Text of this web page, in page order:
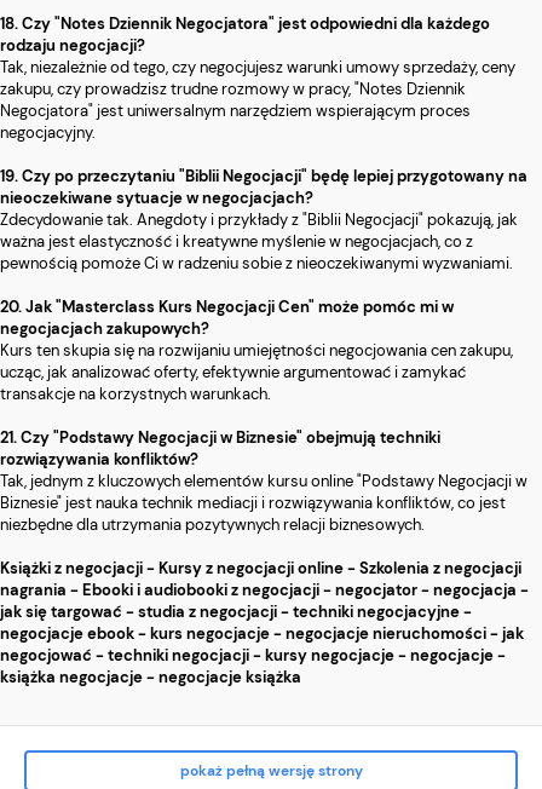
18. Czy "Notes Dziennik Negocjatora" jest odpowiedni dla każdego
rodzaju negocjacji?
Tak, niezależnie od tego, czy negocjujesz warunki umowy sprzedaży, ceny
zakupu, czy prowadzisz trudne rozmowy w pracy, "Notes Dziennik
Negocjatora" jest uniwersalnym narzędziem wspierającym proces
negocjacyjny.
19. Czy po przeczytaniu "Biblii Negocjacji" będę lepiej przygotowany na
nieoczekiwane sytuacje w negocjacjach?
Zdecydowanie tak. Anegdoty i przykłady z "Biblii Negocjacji" pokazują, jak
ważna jest elastyczność i kreatywne myślenie w negocjacjach, co z
pewnością pomoże Ci w radzeniu sobie z nieoczekiwanymi wyzwaniami.
20. Jak "Masterclass Kurs Negocjacji Cen" może pomóc mi w
negocjacjach zakupowych?
Kurs ten skupia się na rozwijaniu umiejętności negocjowania cen zakupu,
ucząc, jak analizować oferty, efektywnie argumentować i zamykać
transakcje na korzystnych warunkach.
21. Czy "Podstawy Negocjacji w Biznesie" obejmują techniki
rozwiązywania konfliktów?
Tak, jednym z kluczowych elementów kursu online "Podstawy Negocjacji w
Biznesie" jest nauka technik mediacji i rozwiązywania konfliktów, co jest
niezbędne dla utrzymania pozytywnych relacji biznesowych.
Książki z negocjacji - Kursy z negocjacji online - Szkolenia z negocjacji
nagrania - Ebooki i audiobooki z negocjacji - negocjator - negocjacja -
jak się targować - studia z negocjacji - techniki negocjacyjne -
negocjacje ebook - kurs negocjacje - negocjacje nieruchomości - jak
negocjować - techniki negocjacji - kursy negocjacje - negocjacje -
książka negocjacje - negocjacje książka
pokaż pełną wersję strony